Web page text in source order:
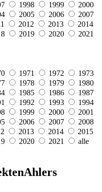
1998 1999
2000
2005 2006
2007
2012 2013
2014
2019 2020 2021
1971 1972
1973
1978 1979
1980
1985 1986
1987
1992 1993
1994
1999 2000
2001
2006 2007
2008
2013 2014
2015
2020 2021 alle
Ahlers